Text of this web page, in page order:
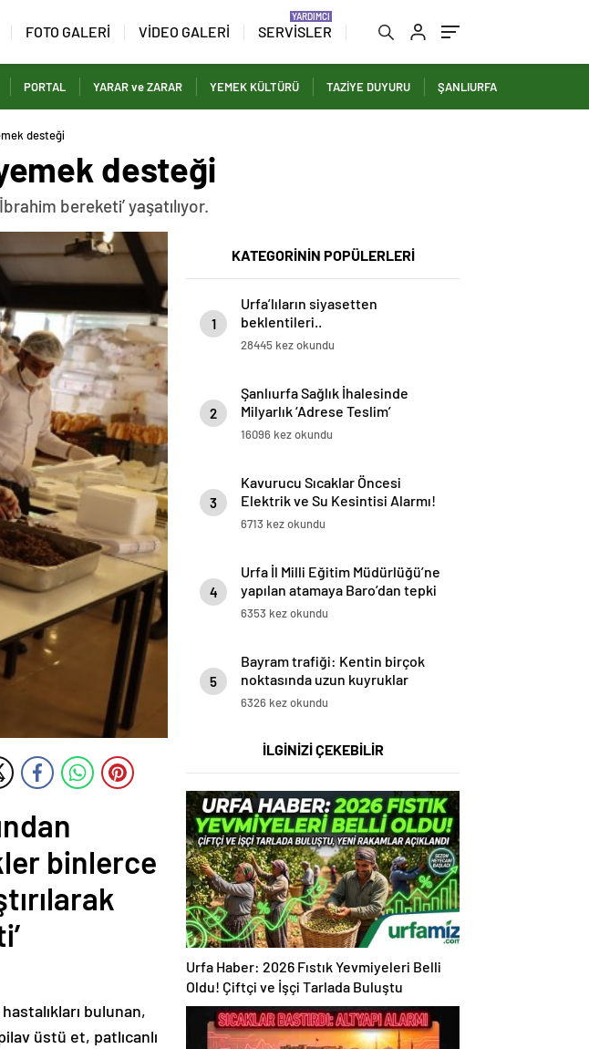
FOTO GALERİ VİDEO GALERİ SERVİSLER
PORTAL YARAR ve ZARAR YEMEK KÜLTÜRÜ TAZİYE DUYURU ŞANLIURFA
desteği
desteği
bereketi’ yaşatılıyor.
binlerce
bulunan,
üstü et, patlıcanlı
KATEGORİNİN POPÜLERLERİ
1
Urfa’lıların siyasetten
beklentileri..
28445 kez okundu
2
Şanlıurfa Sağlık İhalesinde
Milyarlık ‘Adrese Teslim’
Skandalı İddiası!
16096 kez okundu
3
Kavurucu Sıcaklar Öncesi
Elektrik ve Su Kesintisi Alarmı!
6713 kez okundu
4
Urfa İl Milli Eğitim Müdürlüğü’ne
yapılan atamaya Baro’dan tepki
6353 kez okundu
5
Bayram trafiği: Kentin birçok
noktasında uzun kuyruklar
oluştu
6326 kez okundu
İLGİNİZİ ÇEKEBİLİR
Urfa Haber: 2026 Fıstık Yevmiyeleri Belli
Oldu! Çiftçi ve İşçi Tarlada Buluştu